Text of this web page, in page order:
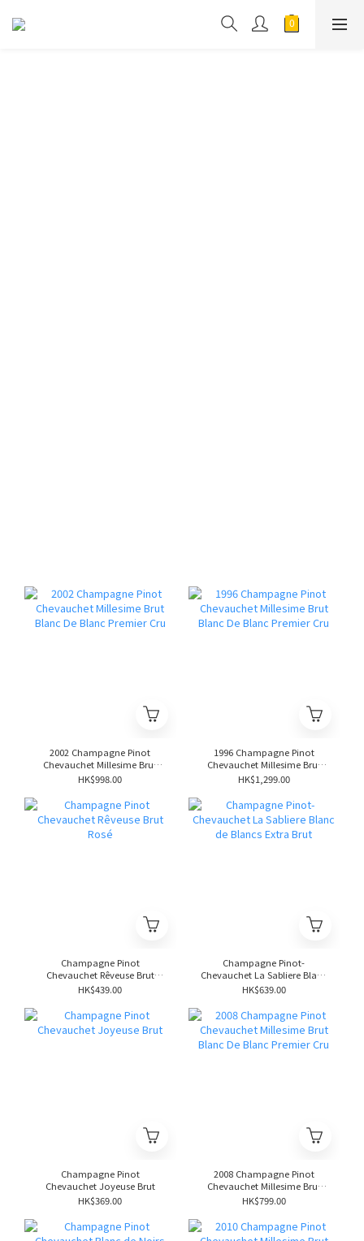
2002 Champagne Pinot
Chevauchet Millesime Brut
Blanc De Blanc Premier Cru
HK$998.00
1996 Champagne Pinot
Chevauchet Millesime Brut
Blanc De Blanc Premier Cru
HK$1,299.00
Champagne Pinot
Chevauchet Rêveuse Brut
Rosé
HK$439.00
Champagne Pinot-
Chevauchet La Sabliere Blanc
de Blancs Extra Brut
HK$639.00
Champagne Pinot
Chevauchet Joyeuse Brut
HK$369.00
2008 Champagne Pinot
Chevauchet Millesime Brut
Blanc De Blanc Premier Cru
HK$799.00